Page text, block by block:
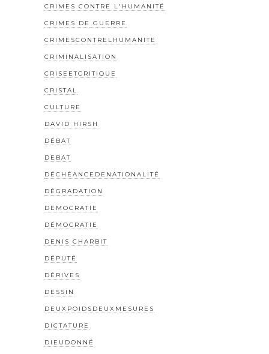
CRIMES CONTRE L'HUMANITÉ
CRIMES DE GUERRE
CRIMESCONTRELHUMANITE
CRIMINALISATION
CRISEETCRITIQUE
CRISTAL
CULTURE
DAVID HIRSH
DÉBAT
DEBAT
DÉCHÉANCEDENATIONALITÉ
DÉGRADATION
DEMOCRATIE
DÉMOCRATIE
DENIS CHARBIT
DÉPUTÉ
DÉRIVES
DESSIN
DEUXPOIDSDEUXMESURES
DICTATURE
DIEUDONNÉ